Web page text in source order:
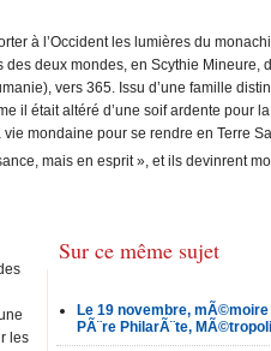
à l’Occident les lumières du
deux mondes, en Scythie Mineure,
vers 365. Issu d’une famille
il était altéré d’une soif ardente pour la
mondaine pour se rendre en Terre
mais en esprit », et ils devinrent
Sur ce même sujet
Le 19 novembre,
PÃ¨re PhilarÃ¨te,
les